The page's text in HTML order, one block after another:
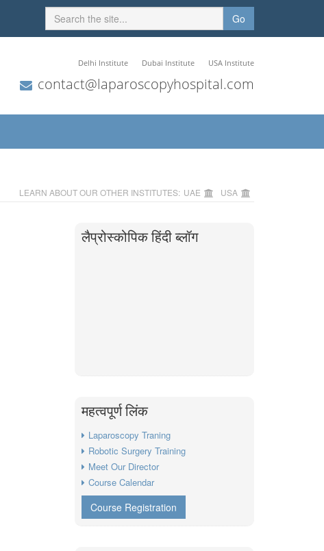
Go
Delhi Institute Dubai Institute USA Institute
contact@laparoscopyhospital.com
LEARN ABOUT OUR OTHER INSTITUTES: UAE USA
लैप्रोस्कोपिक हिंदी ब्लॉग
महत्वपूर्ण लिंक
Laparoscopy Traning
Robotic Surgery Training
Meet Our Director
Course Calendar
Course Registration